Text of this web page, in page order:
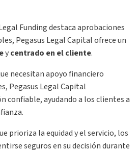
Funding destaca aprobaciones
Pegasus Legal Capital ofrece un
ycentrado en el cliente.
necesitan apoyo financiero
Pegasus Legal Capital
confiable, ayudando a los clientes a
prioriza la equidad y el servicio, los
seguros en su decisión durante